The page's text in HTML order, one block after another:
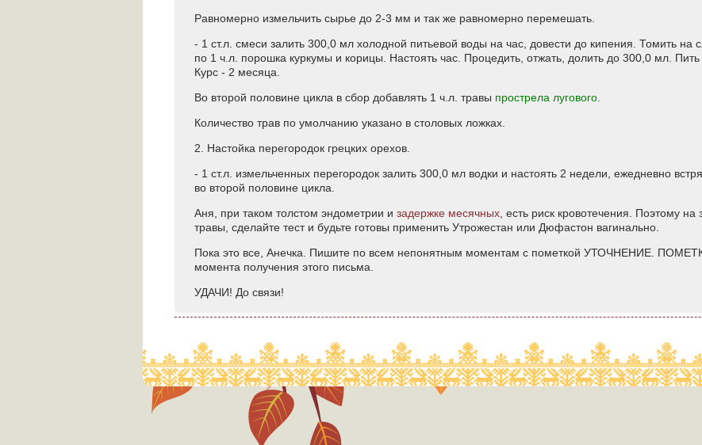
Равномерно измельчить сырье до 2-3 мм и так же равномерно перемешать.
- 1 ст.л. смеси залить 300,0 мл холодной питьевой воды на час, довести до кипения. Томить на
по 1 ч.л. порошка куркумы и корицы. Настоять час. Процедить, отжать, долить до 300,0 мл.
Курс - 2 месяца.
Во второй половине цикла в сбор добавлять 1 ч.л. травы прострела лугового
Количество трав по умолчанию указано в столовых ложках.
2. Настойка перегородок грецких орехов.
- 1 ст.л. измельченных перегородок залить 300,0 мл водки и настоять 2 недели, ежедневно
во второй половине цикла.
Аня, при таком толстом эндометрии и задержке месячных , есть риск кровотечения. Поэтому
травы, сделайте тест и будьте готовы применить Утрожестан или Дюфастон вагинально.
Пока это все, Анечка. Пишите по всем непонятным моментам с пометкой УТОЧНЕНИЕ.
момента получения этого письма.
УДАЧИ! До связи!